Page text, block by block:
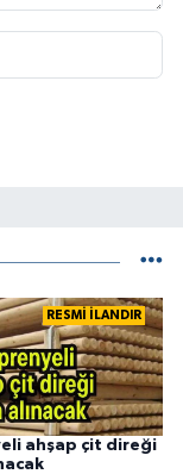
RESMİ İLANDIR
ahşap çit direği